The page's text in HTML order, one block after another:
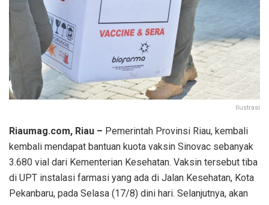
Ilustrasi
Riaumag.com, Riau – Pemerintah Provinsi Riau, kembali
kembali mendapat bantuan kuota vaksin Sinovac sebanyak
3.680 vial dari Kementerian Kesehatan. Vaksin tersebut tiba
di UPT instalasi farmasi yang ada di Jalan Kesehatan, Kota
Pekanbaru, pada Selasa (17/8) dini hari. Selanjutnya, akan